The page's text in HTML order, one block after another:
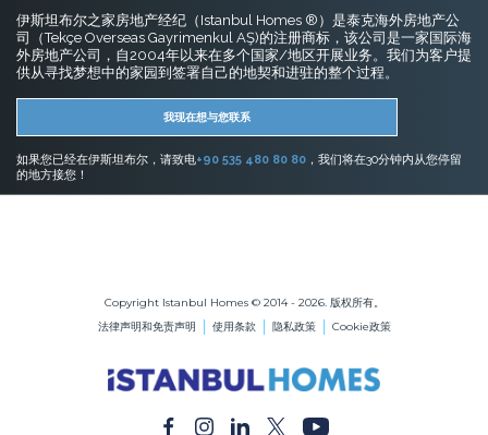
伊斯坦布尔之家房地产经纪（Istanbul Homes ®）是泰克海外房地产公
司（Tekçe Overseas Gayrimenkul AŞ)的注册商标，该公司是一家国际海
外房地产公司，自2004年以来在多个国家/地区开展业务。我们为客户提
供从寻找梦想中的家园到签署自己的地契和进驻的整个过程。
我现在想与您联系
如果您已经在伊斯坦布尔，请致电+90 535 480 80 80 ，我们将在30分钟内从您停留
的地方接您！
Copyright Istanbul Homes © 2014 - 2026. 版权所有。
法律声明和免责声明
使用条款 隐私政策 Cookie政策